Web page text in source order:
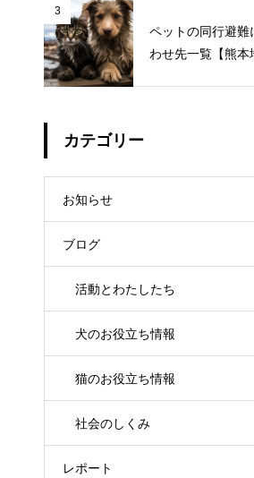
3
ペットの同行避難
わせ先一覧【熊本
カテゴリー
お知らせ
ブログ
活動とわたしたち
犬のお役立ち情報
猫のお役立ち情報
社会のしくみ
レポート